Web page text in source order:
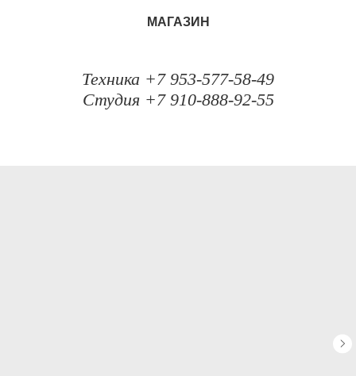
МАГАЗИН
Техника +7 953-577-58-49
Студия +7 910-888-92-55